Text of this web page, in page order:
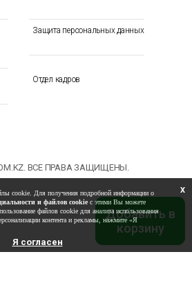
Добавить в
корзину
Защита персональных данных
Отдел кадров
ВСЕ ПРАВА ЗАЩИЩЕНЫ.
X
cookie. Для получения подробной информации о
и файлов cookie с этими Вы можете
файлов cookie для анализа использования
контента и рекламы, нажмите «Я
Я согласен